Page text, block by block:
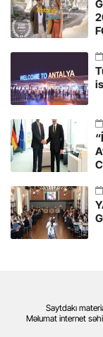
Saytdakı
Məlumat internet